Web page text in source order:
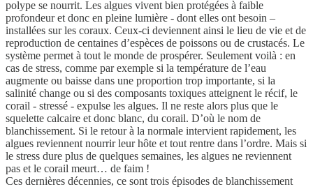
polype se nourrit. Les algues vivent bien protégées à faible
profondeur et donc en pleine lumière - dont elles ont besoin –
installées sur les coraux. Ceux-ci deviennent ainsi le lieu de vie et de
reproduction de centaines d’espèces de poissons ou de crustacés. Le
système permet à tout le monde de prospérer. Seulement voilà : en
cas de stress, comme par exemple si la température de l’eau
augmente ou baisse dans une proportion trop importante, si la
salinité change ou si des composants toxiques atteignent le récif, le
corail - stressé - expulse les algues. Il ne reste alors plus que le
squelette calcaire et donc blanc, du corail. D’où le nom de
blanchissement. Si le retour à la normale intervient rapidement, les
algues reviennent nourrir leur hôte et tout rentre dans l’ordre. Mais si
le stress dure plus de quelques semaines, les algues ne reviennent
pas et le corail meurt… de faim !
Ces dernières décennies, ce sont trois épisodes de blanchissement